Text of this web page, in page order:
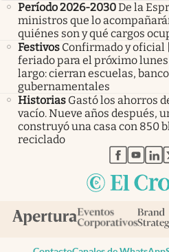
Período 2026-2030De la
ministros que lo
quiénes son y qué cargos
Festivos Confirmado y oficial
feriado para el próximo
largo: cierran escuelas,
gubernamentales
Historias Gastó los ahorros
vacío. Nueve años después,
construyó una casa con 850
reciclado
abre en
abre